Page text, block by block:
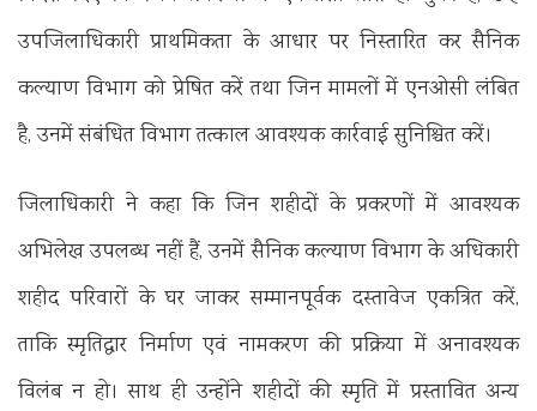
उपजिलाधिकारी प्राथमिकता के आधार पर निस्तारित कर सैनिक
कल्याण विभाग को प्रेषित करें तथा जिन मामलों में एनओसी लंबित
है, उनमें संबंधित विभाग तत्काल आवश्यक कार्रवाई सुनिश्चित करें।
जिलाधिकारी ने कहा कि जिन शहीदों के प्रकरणों में आवश्यक
अभिलेख उपलब्ध नहीं हैं, उनमें सैनिक कल्याण विभाग के अधिकारी
शहीद परिवारों के घर जाकर सम्मानपूर्वक दस्तावेज एकत्रित करें,
ताकि स्मृतिद्वार निर्माण एवं नामकरण की प्रक्रिया में अनावश्यक
विलंब न हो। साथ ही उन्होंने शहीदों की स्मृति में प्रस्तावित अन्य